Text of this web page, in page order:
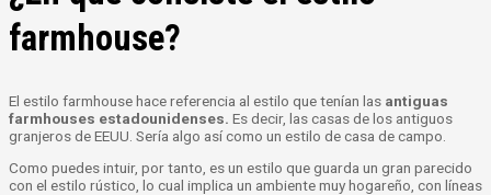
farmhouse?
El estilo farmhouse hace referencia al estilo que tenían las antiguas
farmhouses estadounidenses. Es decir, las casas de los antiguos
granjeros de EEUU. Sería algo así como un estilo de casa de campo.
Como puedes intuir, por tanto, es un estilo que guarda un gran parecido
con el estilo rústico, lo cual implica un ambiente muy hogareño, con líneas